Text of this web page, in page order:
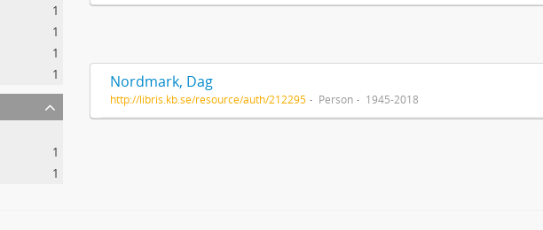
1
1
1
1
1
1
Nordmark, Dag
http://libris.kb.se/resource/auth/212295 Person 1945-2018